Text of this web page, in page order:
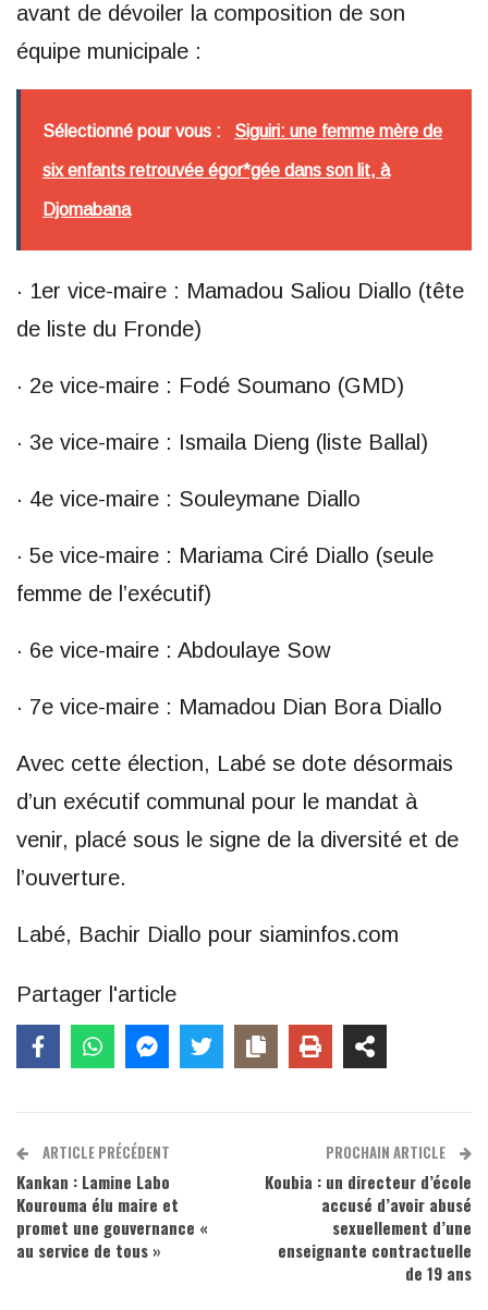
avant de dévoiler la composition de son
équipe municipale :
Sélectionné pour vous : Siguiri: une femme mère de
six enfants retrouvée égor*gée dans son lit, à
Djomabana
· 1er vice-maire : Mamadou Saliou Diallo (tête
de liste du Fronde)
· 2e vice-maire : Fodé Soumano (GMD)
· 3e vice-maire : Ismaila Dieng (liste Ballal)
· 4e vice-maire : Souleymane Diallo
· 5e vice-maire : Mariama Ciré Diallo (seule
femme de l’exécutif)
· 6e vice-maire : Abdoulaye Sow
· 7e vice-maire : Mamadou Dian Bora Diallo
Avec cette élection, Labé se dote désormais
d’un exécutif communal pour le mandat à
venir, placé sous le signe de la diversité et de
l’ouverture.
Labé, Bachir Diallo pour siaminfos.com
Partager l'article
ARTICLE PRÉCÉDENT
Kankan : Lamine Labo
Kourouma élu maire et
promet une gouvernance «
au service de tous »
PROCHAIN ARTICLE
Koubia : un directeur d’école
accusé d’avoir abusé
sexuellement d’une
enseignante contractuelle
de 19 ans